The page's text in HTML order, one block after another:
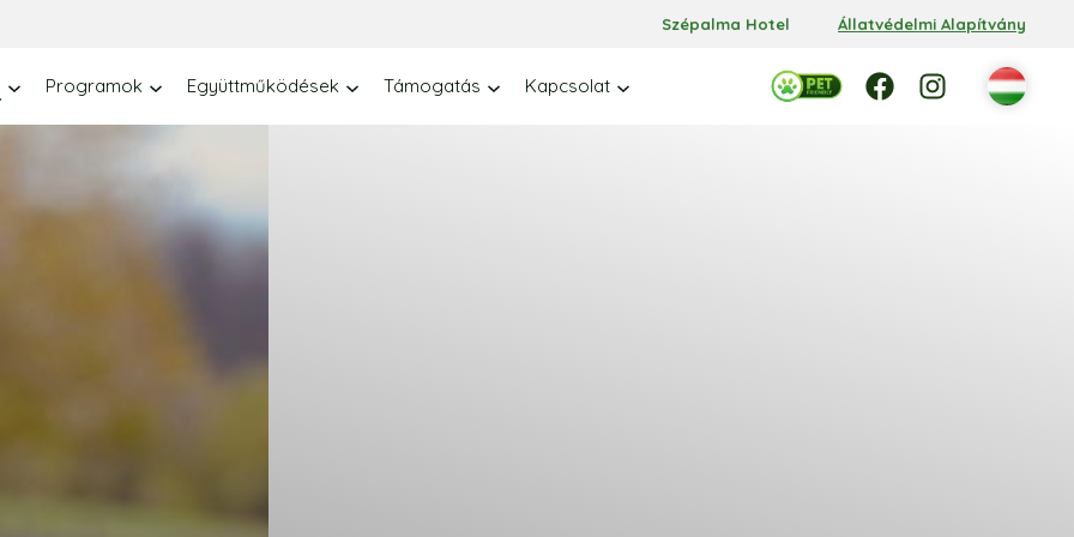
Szépalma Hotel Állatvédelmi Alapítvány
Programok Együttműködések Támogatás Kapcsolat
Facebook FacebookInstagram